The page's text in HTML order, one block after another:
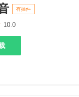
有插件
10.0